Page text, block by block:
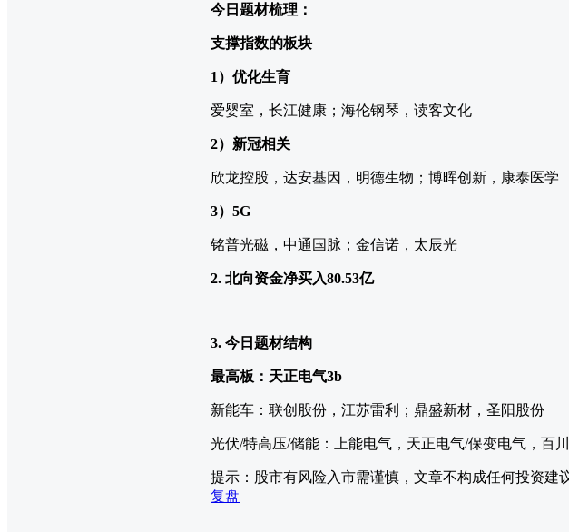
今日题材梳理：
支撑指数的板块
1）优化生育
爱婴室，长江健康；海伦钢琴，读客文化
2）新冠相关
欣龙控股，达安基因，明德生物；博晖创新，康泰医学
3）5G
铭普光磁，中通国脉；金信诺，太辰光
2. 北向资金净买入80.53亿
3. 今日题材结构
最高板：天正电气3b
新能车：联创股份，江苏雷利；鼎盛新材，圣阳股份
光伏/特高压/储能：上能电气，天正电气/保变电气，百
提示：股市有风险入市需谨慎，文章不构成任何投资建
复盘